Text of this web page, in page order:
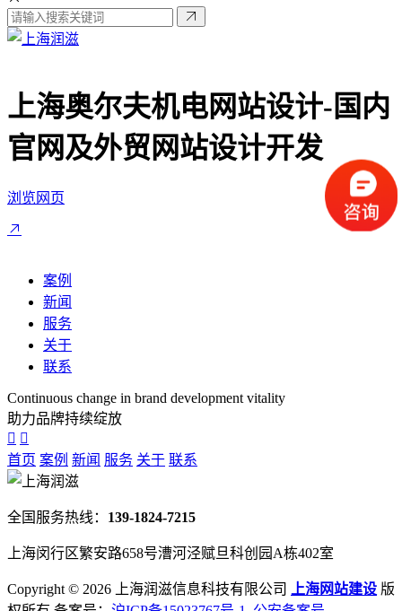
上海奥尔夫机电网站设计-国内
官网及外贸网站设计开发
浏览网页
案例
新闻
服务
关于
联系
Continuous change in brand development vitality
助力品牌持续绽放
首页 案例 新闻 服务 关于 联系
全国服务热线： 139-1824-7215
上海闵行区繁安路658号漕河泾赋旦科创园A栋402室
Copyright © 2026 上海润滋信息科技有限公司 上海网站建设 版